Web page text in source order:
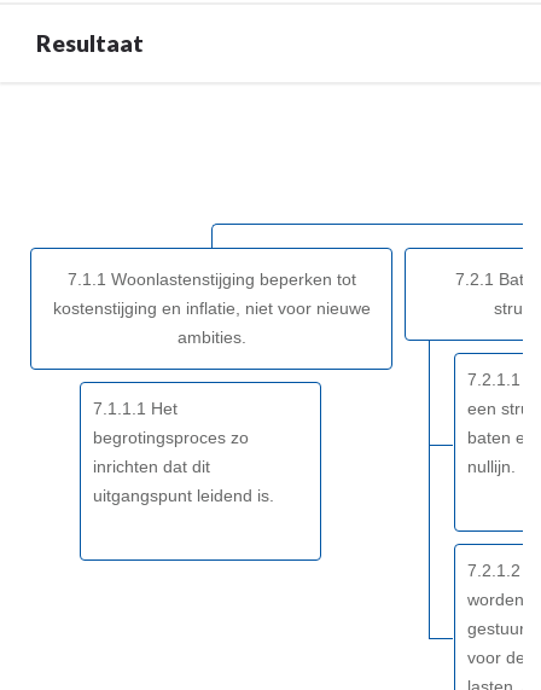
Maatschappelijk
Resultaat
financiën
7.1.1 Woonlastenstijging beperken tot
kostenstijging en inflatie, niet voor nieuwe
ambities.
7.1.1.1 Het
begrotingsproces zo
inrichten dat dit
uitgangspunt leidend is.
7.2.1
7.2.1.1
een
baten en
nullijn.
7.2.1.2
worden
gestuurd
voor de